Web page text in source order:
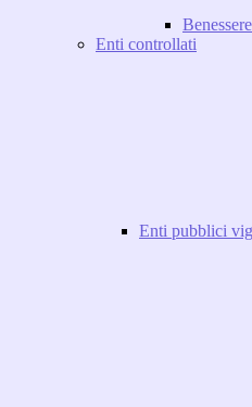
Enti controllati
Enti pubblici